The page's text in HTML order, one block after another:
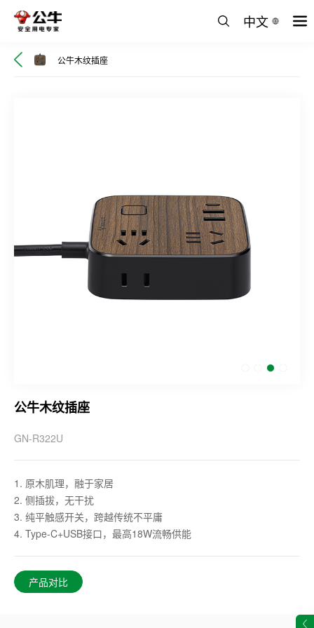
中文
公牛木纹插座
公牛木纹插座
GN-R322U
1. 原木肌理，融于家居
2. 侧插拔，无干扰
3. 纯平触感开关，跨越传统不平庸
4. Type-C+USB接口，最高18W流畅供能
产品对比